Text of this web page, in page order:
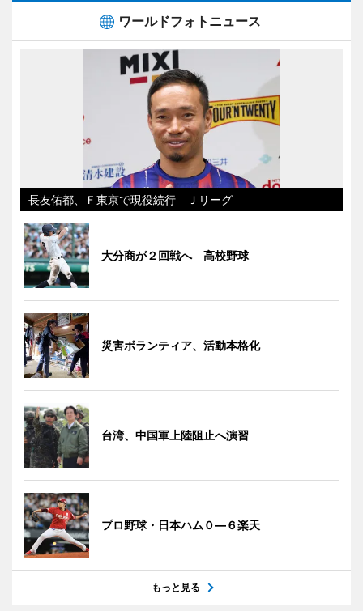
ワールドフォトニュース
長友佑都、Ｆ東京で現役続行 Ｊリーグ
大分商が２回戦へ 高校野球
災害ボランティア、活動本格化
台湾、中国軍上陸阻止へ演習
プロ野球・日本ハム０―６楽天
もっと見る